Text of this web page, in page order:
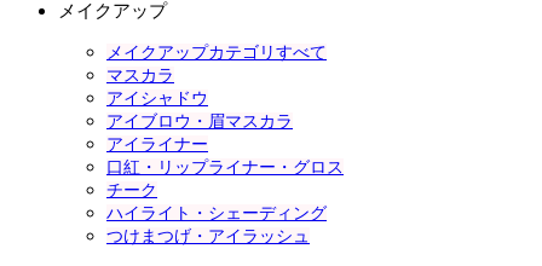
メイクアップ
メイクアップカテゴリすべて
マスカラ
アイシャドウ
アイブロウ・眉マスカラ
アイライナー
口紅・リップライナー・グロス
チーク
ハイライト・シェーディング
つけまつげ・アイラッシュ